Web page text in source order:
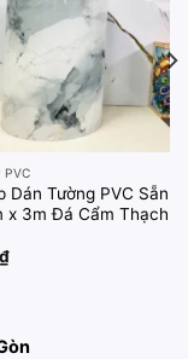
PVC
Dán Tường PVC Sẵn
x 3m Đá Cẩm Thạch
₫